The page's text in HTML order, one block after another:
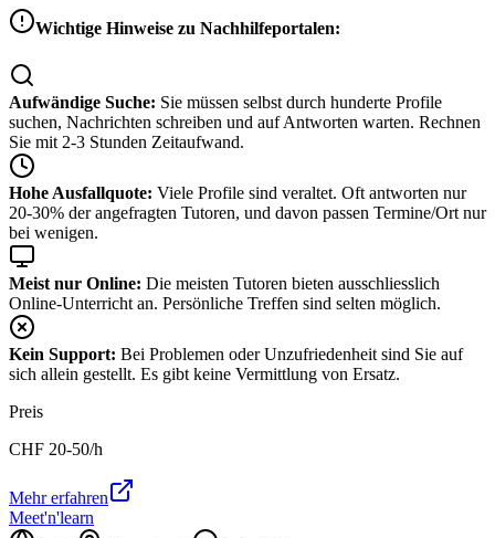
Wichtige Hinweise zu Nachhilfeportalen:
Aufwändige Suche: Sie müssen selbst durch hunderte Profile
suchen, Nachrichten schreiben und auf Antworten warten. Rechnen
Sie mit 2-3 Stunden Zeitaufwand.
Hohe Ausfallquote: Viele Profile sind veraltet. Oft antworten nur
20-30% der angefragten Tutoren, und davon passen Termine/Ort nur
bei wenigen.
Meist nur Online: Die meisten Tutoren bieten ausschliesslich
Online-Unterricht an. Persönliche Treffen sind selten möglich.
Kein Support: Bei Problemen oder Unzufriedenheit sind Sie auf
sich allein gestellt. Es gibt keine Vermittlung von Ersatz.
Preis
CHF 20-50/h
Mehr erfahren
Meet'n'learn